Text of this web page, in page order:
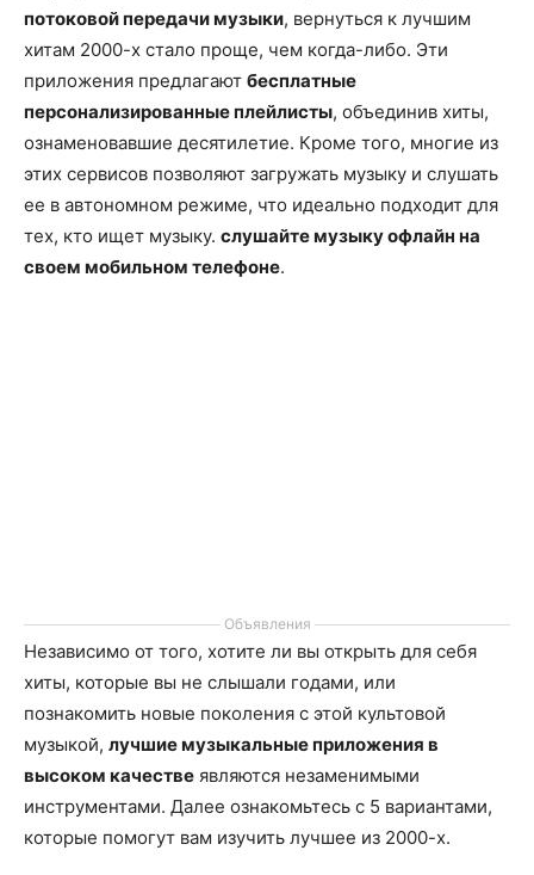
потоковой передачи музыки, вернуться к лучшим
хитам 2000-х стало проще, чем когда-либо. Эти
приложения предлагают бесплатные
персонализированные плейлисты, объединив хиты,
ознаменовавшие десятилетие. Кроме того, многие из
этих сервисов позволяют загружать музыку и слушать
ее в автономном режиме, что идеально подходит для
тех, кто ищет музыку. слушайте музыку офлайн на
своем мобильном телефоне.
Объявления
Независимо от того, хотите ли вы открыть для себя
хиты, которые вы не слышали годами, или
познакомить новые поколения с этой культовой
музыкой, лучшие музыкальные приложения в
высоком качестве являются незаменимыми
инструментами. Далее ознакомьтесь с 5 вариантами,
которые помогут вам изучить лучшее из 2000-х.